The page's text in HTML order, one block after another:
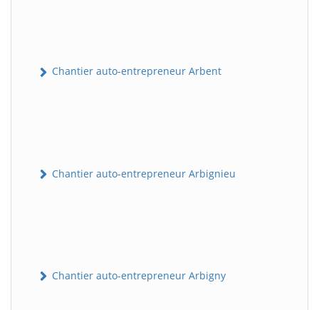
Chantier auto-entrepreneur Arbent
Chantier auto-entrepreneur Arbignieu
Chantier auto-entrepreneur Arbigny